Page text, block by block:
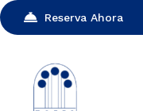
Reserva Ahora